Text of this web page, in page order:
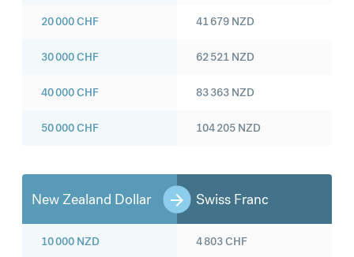
20 000CHF
30 000CHF
40 000CHF
50 000CHF
41 679 NZD
62 521 NZD
83 363 NZD
104 205 NZD
New Zealand Dollar Swiss Franc
10 000 NZD 4 803CHF